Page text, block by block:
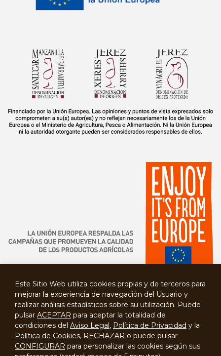
Este Sitio Web utiliza cookies propias y de terceros para
mejorar la experiencia de navegación del Usuario y
realizar análisis estadísticos sobre su utilización. Puede
pulsar ACEPTAR para aceptar la totalidad de
condiciones del Aviso Legal, Política de Privacidad y la
Política de Cookies, RECHAZAR o puede pulsar
CONFIGURAR para personalizar las cookies según sus